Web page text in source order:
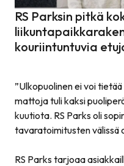
RS Parksin pitkä
kouriintuntuvia
”Ulkopuolinen ei voi
mattoja tuli kaksi
kuutiota. RS Parks oli
tavaratoimitusten välissä
RS Parks tarjoaa